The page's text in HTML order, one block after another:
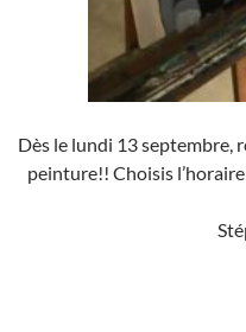
Dès le lundi 13 septembre,
peinture!! Choisis